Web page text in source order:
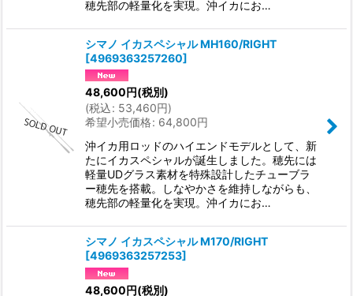
穂先部の軽量化を実現。沖イカにお…
シマノ イカスペシャル MH160/RIGHT
[4969363257260]
48,600円(税別)
(税込: 53,460円)
希望小売価格: 64,800円
沖イカ用ロッドのハイエンドモデルとして、新
たにイカスペシャルが誕生しました。穂先には
軽量UDグラス素材を特殊設計したチューブラ
ー穂先を搭載。しなやかさを維持しながらも、
穂先部の軽量化を実現。沖イカにお…
シマノ イカスペシャル M170/RIGHT
[4969363257253]
48,600円(税別)